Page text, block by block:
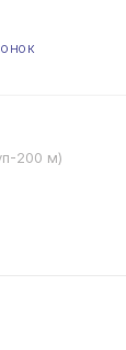
200 м)